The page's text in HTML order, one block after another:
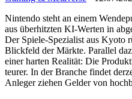
Nintendo steht an einem
aus überhitzten KI-Werten in
Der Spiele-Spezialist aus Kyoto
Blickfeld der Märkte. Parallel
einer harten Realität: Die
teurer. In der Branche findet
Anleger ziehen Gelder von